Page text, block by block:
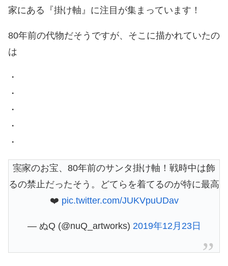
家にある『掛け軸』に注目が集まっています！
80年前の代物だそうですが、そこに描かれていたの
は
・
・
・
・
・
実家のお宝、80年前のサンタ掛け軸！戦時中は飾
るの禁止だったそう。どてらを着てるのが特に最高
❤️ pic.twitter.com/JUKVpuUDav
— ぬQ (@nuQ_artworks) 2019年12月23日